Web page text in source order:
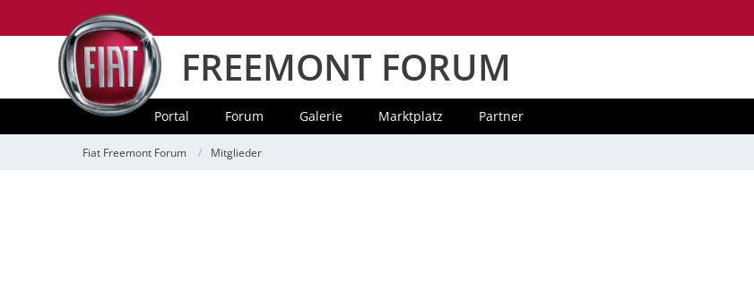
FREEMONT FORUM
Portal Forum Galerie Marktplatz Partner
Fiat Freemont Forum Mitglieder